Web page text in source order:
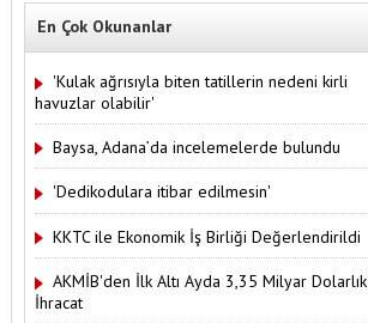
En Çok Okunanlar
'Kulak ağrısıyla biten tatillerin nedeni kirli
havuzlar olabilir'
Baysa, Adana’da incelemelerde bulundu
'Dedikodulara itibar edilmesin'
KKTC ile Ekonomik İş Birliği Değerlendirildi
AKMİB'den İlk Altı Ayda 3,35 Milyar Dolarlık
İhracat